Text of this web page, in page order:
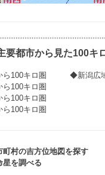
要都市から見た100キ
ら100キロ圏 ◆新潟広
100キロ圏
100キロ圏
100キロ圏
町村の吉方位地図を探す
星を調べる